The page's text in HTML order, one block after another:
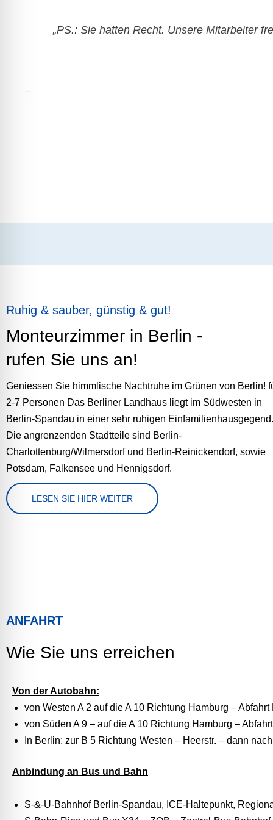
„PS.: Sie hatten Recht. Unsere Mitarbeiter
Ruhig & sauber, günstig & gut!
Monteurzimmer in Berlin -
rufen Sie uns an!
Geniessen Sie himmlische Nachtruhe im Grünen von Berlin!
2-7 Personen Das Berliner Landhaus liegt im Südwesten in
Berlin-Spandau in einer sehr ruhigen Einfamilienhausgegend.
Die angrenzenden Stadtteile sind Berlin-
Charlottenburg/Wilmersdorf und Berlin-Reinickendorf, sowie
Potsdam, Falkensee und Hennigsdorf.
LESEN SIE HIER WEITER
ANFAHRT
Wie Sie uns erreichen
Von der Autobahn:
von Westen A 2 auf die A 10 Richtung Hamburg –
von Süden A 9 – auf die A 10 Richtung Hamburg –
In Berlin: zur B 5 Richtung Westen – Heerstr. – dann
Anbindung an Bus und Bahn
S-&-U-Bahnhof Berlin-Spandau, ICE-Haltepunkt,